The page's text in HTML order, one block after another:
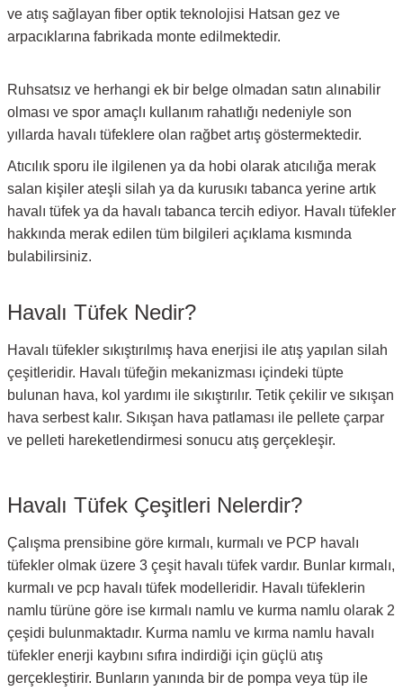
ve atış sağlayan fiber optik teknolojisi Hatsan gez ve
arpacıklarına fabrikada monte edilmektedir.
Ruhsatsız ve herhangi ek bir belge olmadan satın alınabilir
olması ve spor amaçlı kullanım rahatlığı nedeniyle son
yıllarda havalı tüfeklere olan rağbet artış göstermektedir.
Atıcılık sporu ile ilgilenen ya da hobi olarak atıcılığa merak
salan kişiler ateşli silah ya da kurusıkı tabanca yerine artık
havalı tüfek ya da havalı tabanca tercih ediyor. Havalı tüfekler
hakkında merak edilen tüm bilgileri açıklama kısmında
bulabilirsiniz.
Havalı Tüfek Nedir?
Havalı tüfekler sıkıştırılmış hava enerjisi ile atış yapılan silah
çeşitleridir. Havalı tüfeğin mekanizması içindeki tüpte
bulunan hava, kol yardımı ile sıkıştırılır. Tetik çekilir ve sıkışan
hava serbest kalır. Sıkışan hava patlaması ile pellete çarpar
ve pelleti hareketlendirmesi sonucu atış gerçekleşir.
Havalı Tüfek Çeşitleri Nelerdir?
Çalışma prensibine göre kırmalı, kurmalı ve PCP havalı
tüfekler olmak üzere 3 çeşit havalı tüfek vardır. Bunlar kırmalı,
kurmalı ve pcp havalı tüfek modelleridir. Havalı tüfeklerin
namlu türüne göre ise kırmalı namlu ve kurma namlu olarak 2
çeşidi bulunmaktadır. Kurma namlu ve kırma namlu havalı
tüfekler enerji kaybını sıfıra indirdiği için güçlü atış
gerçekleştirir. Bunların yanında bir de pompa veya tüp ile